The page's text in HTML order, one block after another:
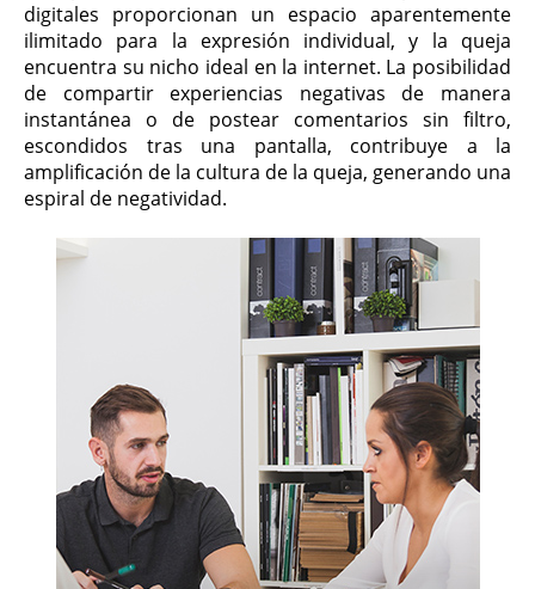
digitales proporcionan un espacio aparentemente
ilimitado para la expresión individual, y la queja
encuentra su nicho ideal en la internet. La posibilidad
de compartir experiencias negativas de manera
instantánea o de postear comentarios sin filtro,
escondidos tras una pantalla, contribuye a la
amplificación de la cultura de la queja, generando una
espiral de negatividad.